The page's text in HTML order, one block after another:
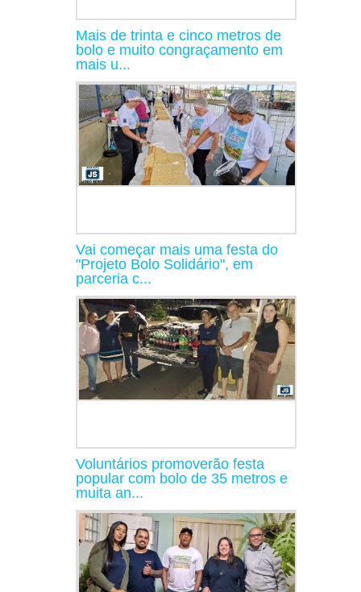
Mais de trinta e cinco metros de
bolo e muito congraçamento em
mais u...
Vai começar mais uma festa do
"Projeto Bolo Solidário", em
parceria c...
Voluntários promoverão festa
popular com bolo de 35 metros e
muita an...